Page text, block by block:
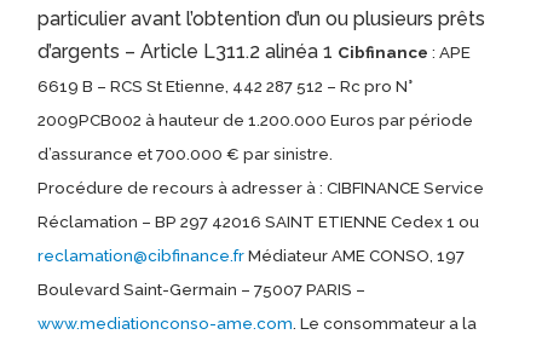
particulier avant l’obtention d’un ou plusieurs prêts
d’argents – Article L311.2 alinéa 1 Cibfinance: APE
6619 B – RCS St Etienne, 442 287 512 – Rc pro N°
2009PCB002 à hauteur de 1.200.000 Euros par période
d’assurance et 700.000 € par sinistre.
Procédure de recours à adresser à : CIBFINANCE Service
Réclamation – BP 297 42016 SAINT ETIENNE Cedex 1 ou
reclamation@cibfinance.frMédiateur AME CONSO, 197
Boulevard Saint-Germain – 75007 PARIS –
www.mediationconso-ame.com. Le consommateur a la